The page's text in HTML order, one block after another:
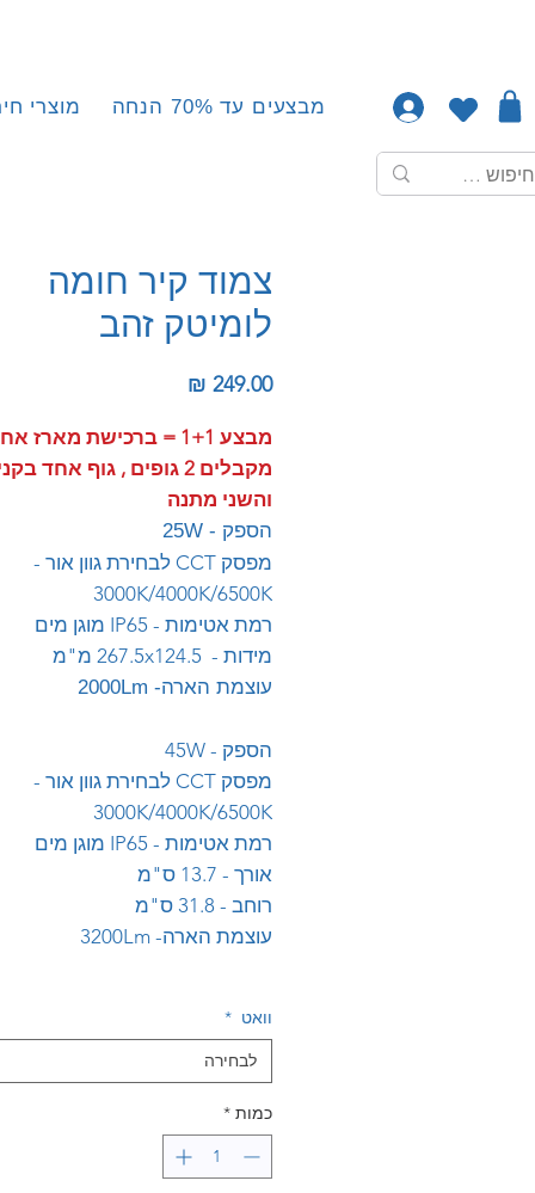
מוצרי מבצעים עד 70% הנחה
צמוד קיר חומה
לומיטק זהב
‏249.00 ‏₪
מבצע 1+1 = ברכישת מארז
מקבלים 2 גופים , גוף אחד
והשני מתנה
הספק - 25W
מפסק CCT לבחירת גוון אור -
3000K/4000K/6500K
רמת אטימות - IP65 מוגן מים
מידות - 267.5x124.5 מ"מ
עוצמת הארה- 2000Lm
הספק - 45W
מפסק CCT לבחירת גוון אור -
3000K/4000K/6500K
רמת אטימות - IP65 מוגן מים
אורך - 13.7 ס"מ
רוחב - 31.8 ס"מ
עוצמת הארה- 3200Lm
וואט *
לבחירה
כמות *